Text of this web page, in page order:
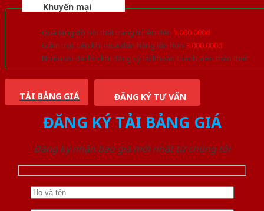
Khuyến mại
Quà tặng đồ nội thất trang trí lên đến 1.000.000đ
Giảm trực tiếp khi mua đơn hàng lớn hơn 3.000.000đ
Nhiều ưu đãi lớn khi đăng ký tài khoản thành viên thân thiết
TẢI BẢNG GIÁ ĐĂNG KÝ TƯ VẤN
ĐĂNG KÝ TẢI BẢNG GIÁ
Đăng ký nhận báo giá mới nhất từ chúng tôi